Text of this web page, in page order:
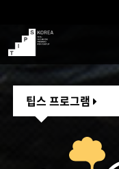
TIPS
팁스 프로그램